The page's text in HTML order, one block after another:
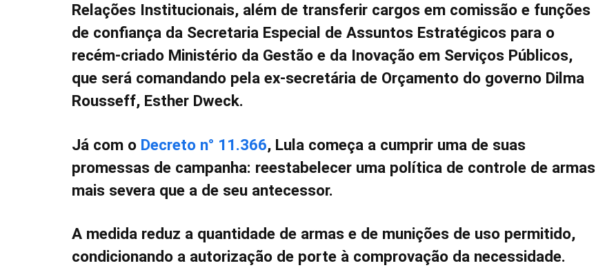
Relações Institucionais, além de transferir cargos em comissão e funções
de confiança da Secretaria Especial de Assuntos Estratégicos para o
recém-criado Ministério da Gestão e da Inovação em Serviços Públicos,
que será comandando pela ex-secretária de Orçamento do governo Dilma
Rousseff, Esther Dweck.
Já com o Decreto n° 11.366, Lula começa a cumprir uma de suas
promessas de campanha: reestabelecer uma política de controle de armas
mais severa que a de seu antecessor.
A medida reduz a quantidade de armas e de munições de uso permitido,
condicionando a autorização de porte à comprovação da necessidade.